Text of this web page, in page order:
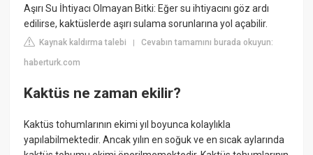
Aşırı Su İhtiyacı Olmayan Bitki: Eğer su ihtiyacını göz ardı
edilirse, kaktüslerde aşırı sulama sorunlarına yol açabilir.
Kaynak kaldırma talebi |Cevabın tamamını burada okuyun:
haberturk.com
Kaktüs ne zaman ekilir?
Kaktüs tohumlarının ekimi yıl boyunca kolaylıkla
yapılabilmektedir. Ancak yılın en soğuk ve en sıcak aylarında